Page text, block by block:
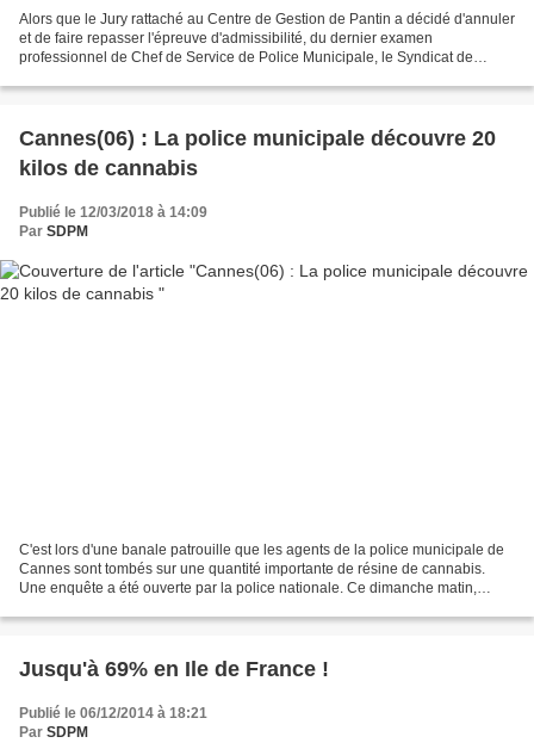
Alors que le Jury rattaché au Centre de Gestion de Pantin a décidé d'annuler
et de faire repasser l'épreuve d'admissibilité, du dernier examen
professionnel de Chef de Service de Police Municipale, le Syndicat de
Cannes(06) : La police municipale découvre 20
kilos de cannabis
Publié le 12/03/2018 à 14:09
Par SDPM
C'est lors d'une banale patrouille que les agents de la police municipale de
Cannes sont tombés sur une quantité importante de résine de cannabis.
Une enquête a été ouverte par la police nationale. Ce dimanche matin,
Jusqu'à 69% en Ile de France !
Publié le 06/12/2014 à 18:21
Par SDPM